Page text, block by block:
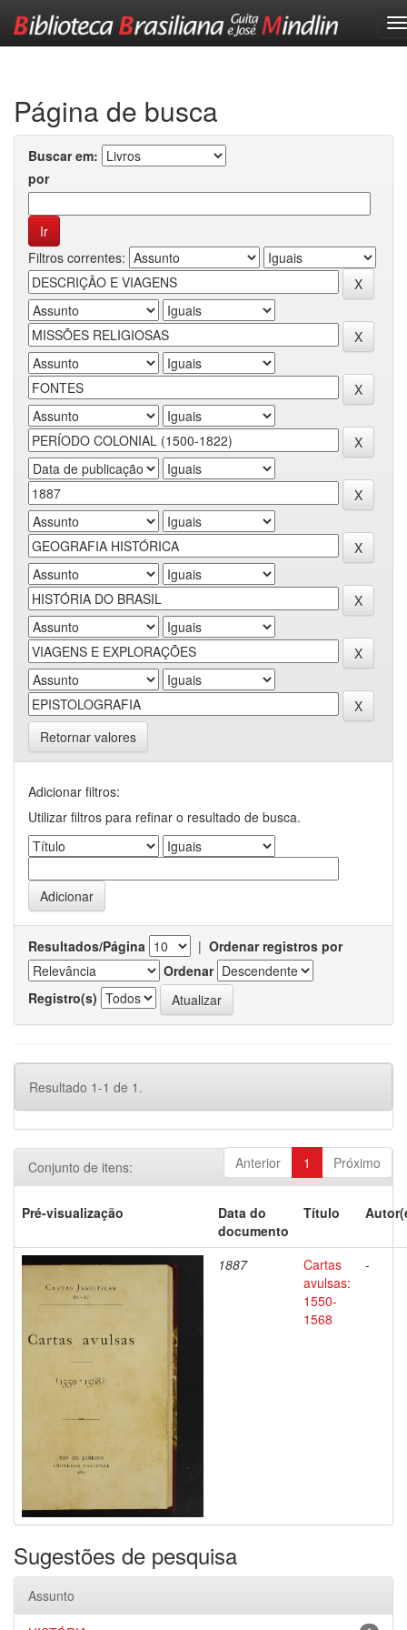
Página de busca
Buscar em:
por
Filtros correntes:
Retornar valores
Adicionar filtros:
Utilizar filtros para refinar o resultado de busca.
Resultados/Página | Ordenar registros por
Ordenar
Registro(s)
Resultado 1-1 de 1.
Anterior 1 Próximo
Conjunto de itens:
Pré-visualização
Data do
documento
Título
1887
Cartas
avulsas:
1550-
1568
-
Sugestões de pesquisa
Assunto